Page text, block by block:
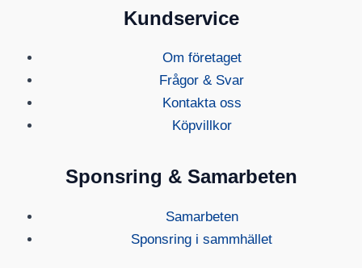
Kundservice
Om företaget
Frågor & Svar
Kontakta oss
Köpvillkor
Sponsring & Samarbeten
Samarbeten
Sponsring i sammhället